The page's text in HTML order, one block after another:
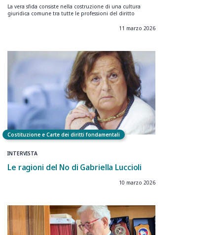
La vera sfida consiste nella costruzione di una cultura
giuridica comune tra tutte le professioni del diritto
11 marzo 2026
Costituzione e Carte dei diritti fondamentali
INTERVISTA
Le ragioni del No di Gabriella Luccioli
10 marzo 2026